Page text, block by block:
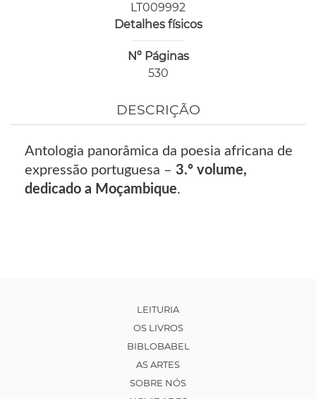
LT009992
Detalhes físicos
Nº Páginas
530
DESCRIÇÃO
Antologia panorâmica da poesia africana de
expressão portuguesa – 3.º volume,
dedicado a Moçambique.
LEITURIA
OS LIVROS
BIBLOBABEL
AS ARTES
SOBRE NÓS